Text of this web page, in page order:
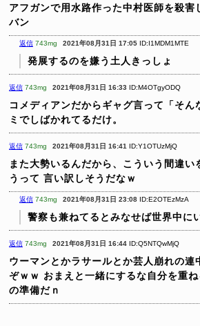
アフガンで用水路作った中村医師を殺害
バン
返信 743mg 2021年08月31日 17:05 ID:I1MDM1MTE
発展するのを嫌う土人きっしょ
返信 743mg 2021年08月31日 16:33 ID:M4OTgyODQ
コメディアンだからギャグ言って「そん
ミでしばかれてるだけ。
返信 743mg 2021年08月31日 16:41 ID:Y1OTUzMjQ
また大勢いるんだから、こういう間違い
うって 言い訳しそうだなｗ
返信 743mg 2021年08月31日 23:08 ID:E2OTEzMzA
警察も兼ねてるとみなせば世界中に
返信 743mg 2021年08月31日 16:44 ID:Q5NTQwMjQ
ウーマンとかラサールとか芸人崩れの連
ぞｗｗ おまえと一緒にするな自分を重
の準備だｎ